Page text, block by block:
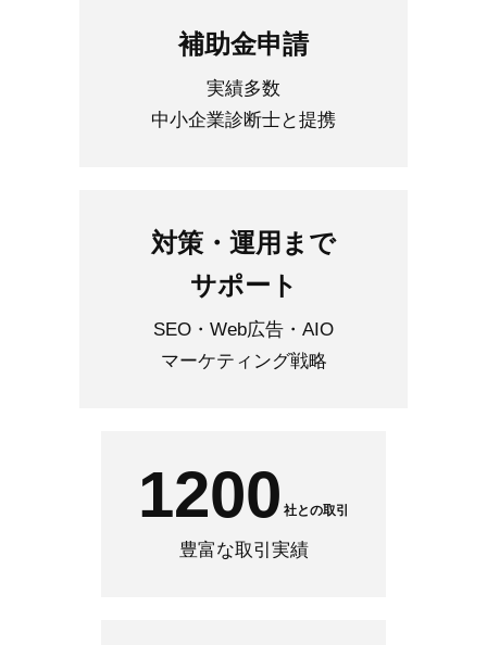
補助金申請
実績多数
中小企業診断士と提携
対策・運用まで
サポート
SEO・Web広告・AIO
マーケティング戦略
1200 社との取引
豊富な取引実績